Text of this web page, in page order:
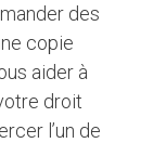
des
copie
aider à
droit
l’un de